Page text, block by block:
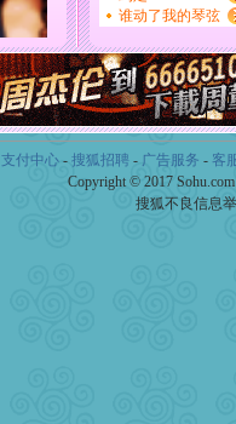
支付中心- 搜狐招聘- 广告服务 - 客
Copyright © 2017
搜狐不良信息